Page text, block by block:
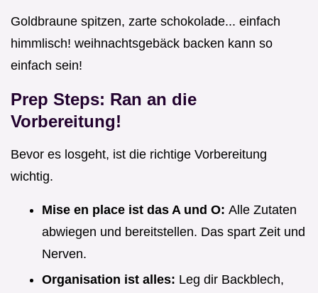
Goldbraune spitzen, zarte schokolade... einfach
himmlisch! weihnachtsgebäck backen kann so
einfach sein!
Prep Steps: Ran an die
Vorbereitung!
Bevor es losgeht, ist die richtige Vorbereitung
wichtig.
Mise en place ist das A und O: Alle Zutaten
abwiegen und bereitstellen. Das spart Zeit und
Nerven.
Organisation ist alles: Leg dir Backblech,